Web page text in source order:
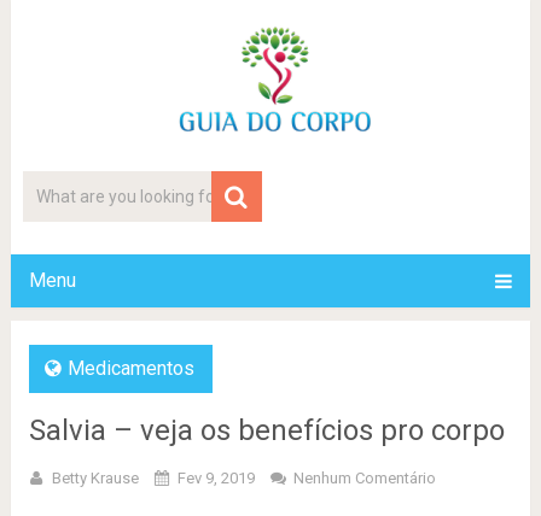
Menu
Medicamentos
Salvia – veja os benefícios pro corpo
Betty Krause Fev 9, 2019 Nenhum Comentário